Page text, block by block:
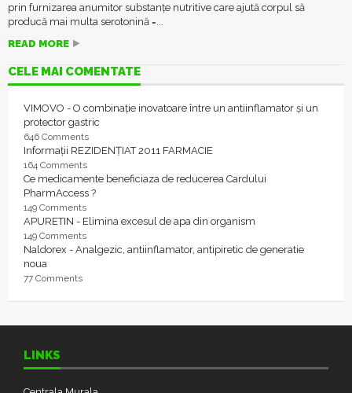
prin furnizarea anumitor substanțe nutritive care ajută corpul să
producă mai multa serotonină =...
READ MORE
CELE MAI COMENTATE
VIMOVO - O combinație inovatoare între un antiinflamator și un
protector gastric
646 Comments
Informații REZIDENȚIAT 2011 FARMACIE
164 Comments
Ce medicamente beneficiaza de reducerea Cardului
PharmAccess ?
149 Comments
APURETIN - Elimina excesul de apa din organism
149 Comments
Naldorex - Analgezic, antiinflamator, antipiretic de generatie
noua
77 Comments
LINKS